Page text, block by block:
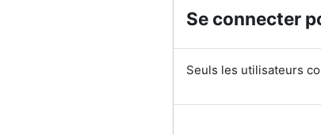
Se connecter
Seuls les utilisateurs